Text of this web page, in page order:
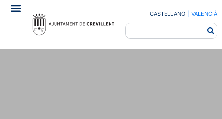
CASTELLANO VALENCIÀ